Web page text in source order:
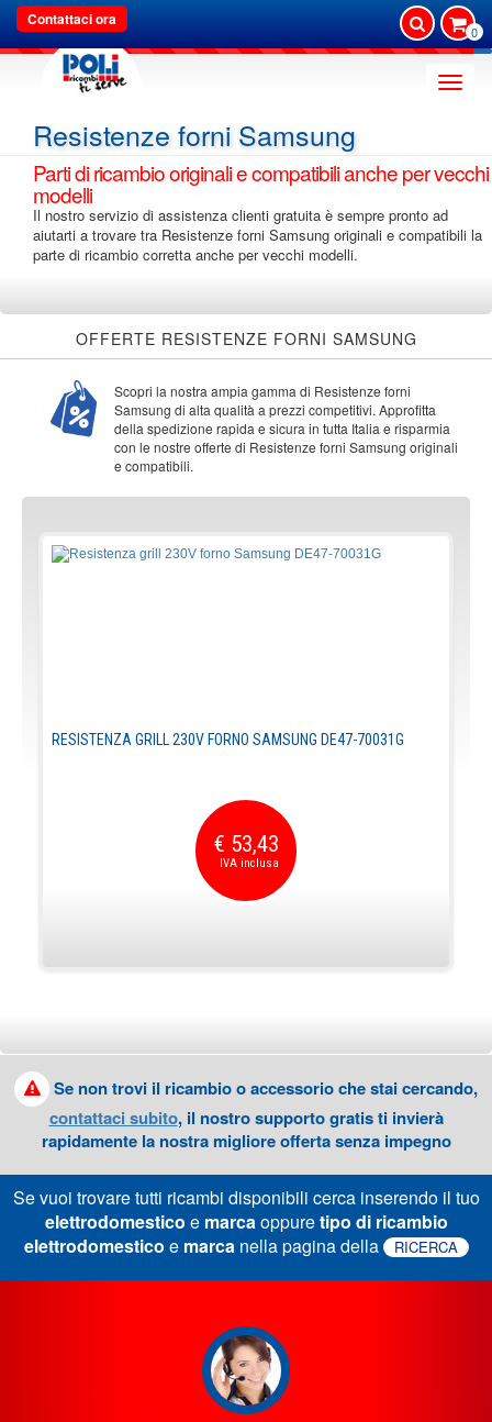
Contattaci ora
0
Toggle
Resistenze forni Samsung
Parti di ricambio originali e compatibili anche per vecchi
modelli
Il nostro servizio di assistenza clienti gratuita è sempre pronto ad
aiutarti a trovare tra Resistenze forni Samsung originali e compatibili la
parte di ricambio corretta anche per vecchi modelli.
OFFERTE RESISTENZE FORNI SAMSUNG
Scopri la nostra ampia gamma di Resistenze forni
Samsung di alta qualità a prezzi competitivi. Approfitta
della spedizione rapida e sicura in tutta Italia e risparmia
con le nostre offerte di Resistenze forni Samsung originali
e compatibili.
RESISTENZA GRILL 230V FORNO SAMSUNG DE47-70031G
€ 53,43
Se non trovi il ricambio o accessorio che stai cercando,
contattaci subito, il nostro supporto gratis ti invierà
rapidamente la nostra migliore offerta senza impegno
Se vuoi trovare tutti ricambi disponibili cerca inserendo il tuo
elettrodomestico e marcaoppuretipo di ricambio
elettrodomestico e marcanella pagina della RICERCA